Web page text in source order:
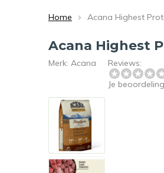
Home Acana Highest
Acana Highest
Merk: Acana Reviews:
Je